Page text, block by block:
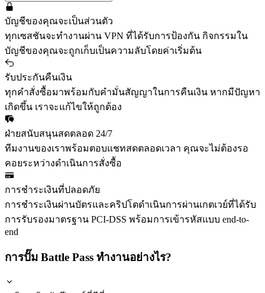
บัญชีของคุณจะเป็นส่วนตัว
ทุกเซสชันจะทำงานผ่าน VPN ที่ได้รับการป้องกัน กิจกรรมใน
บัญชีของคุณจะถูกเก็บเป็นความลับโดยค่าเริ่มต้น
รับประกันคืนเงิน
ทุกคำสั่งซื้อมาพร้อมกับคำมั่นสัญญาในการคืนเงิน หากมีปัญหา
เกิดขึ้น เราจะแก้ไขให้ถูกต้อง
ฝ่ายสนับสนุนสดตลอด 24/7
ทีมงานของเราพร้อมตอบแชทสดตลอดเวลา คุณจะไม่ต้องรอ
คอยระหว่างดำเนินการสั่งซื้อ
การชำระเงินที่ปลอดภัย
การชำระเงินผ่านบัตรและคริปโตดำเนินการผ่านเกตเวย์ที่ได้รับ
การรับรองมาตรฐาน PCI-DSS พร้อมการเข้ารหัสแบบ end-to-
end
การปั๊ม Battle Pass ทำงานอย่างไร?